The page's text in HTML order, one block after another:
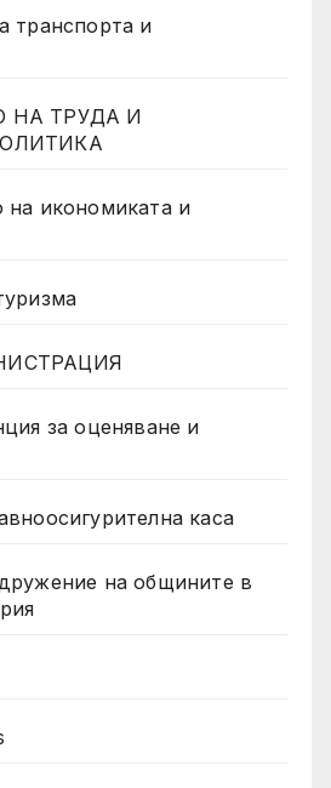
транспорта и
НА ТРУДА И
на икономиката и
за оценяване и
каса
на общините в